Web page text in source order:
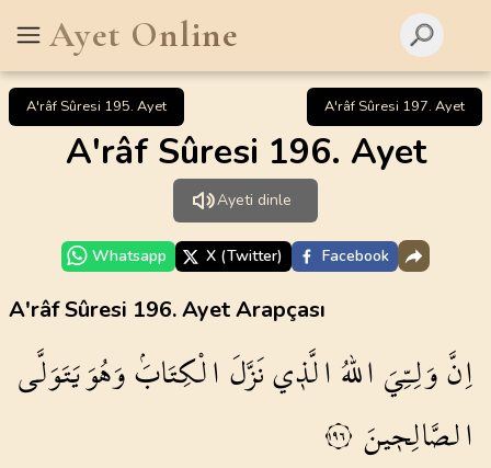
Ayet Online
A'râf Sûresi 195. Ayet A'râf Sûresi 197. Ayet
A'râf Sûresi 196. Ayet
Ayeti dinle
Whatsapp X (Twitter) Facebook
A'râf Sûresi 196. Ayet Arapçası
اِنَّوَلِـِّيَاللّٰهُالَّذ۪ينَزَّلَالْكِتَابَۘوَهُوَيَتَوَلَّى
الصَّالِح۪ينَ ١٩٦